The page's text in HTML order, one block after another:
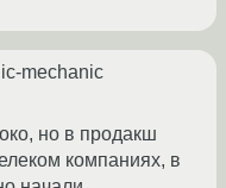
mechanic
но в продакш
компаниях, в